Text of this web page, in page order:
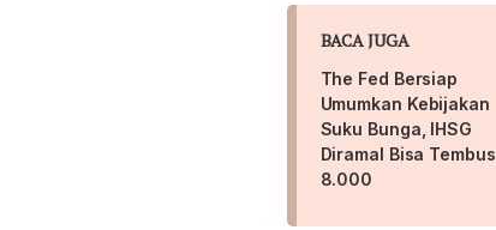
BACA JUGA
The Fed Bersiap
Umumkan Kebijakan
Suku Bunga, IHSG
Diramal Bisa Tembus
8.000